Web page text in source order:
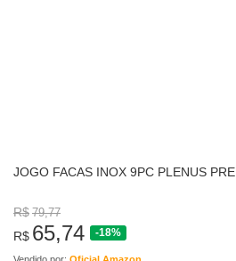
JOGO FACAS INOX 9PC PLENUS PRE
R$ 79,77
R$ 65,74 -18%